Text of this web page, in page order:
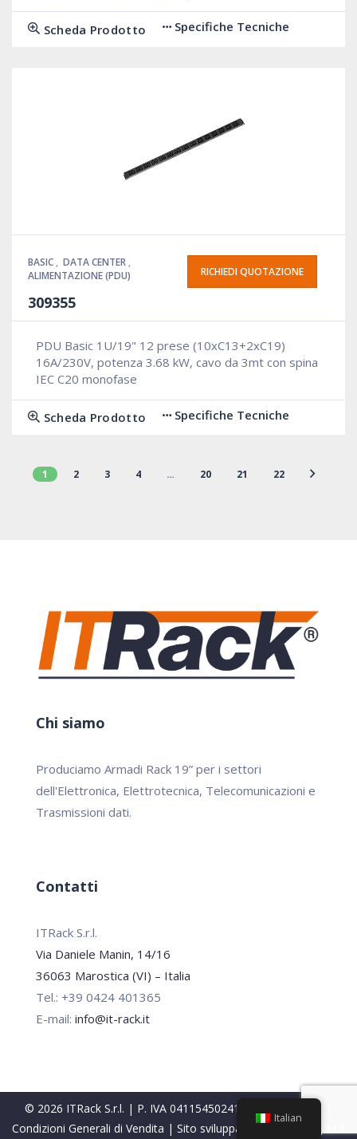
Scheda Prodotto Specifiche Tecniche
BASIC , DATA CENTER ,
ALIMENTAZIONE (PDU)
309355
RICHIEDI QUOTAZIONE
PDU Basic 1U/19" 12 prese (10xC13+2xC19)
16A/230V, potenza 3.68 kW, cavo da 3mt con spina
IEC C20 monofase
Scheda Prodotto Specifiche Tecniche
1 2 3 4 … 20 21 22
Chi siamo
Produciamo Armadi Rack 19” per i settori
dell'Elettronica, Elettrotecnica, Telecomunicazioni e
Trasmissioni dati.
Contatti
ITRack S.r.l.
Via Daniele Manin, 14/16
36063 Marostica (VI) – Italia
Tel.: +39 0424 401365
E-mail: info@it-rack.it
© 2026 ITRack S.r.l. | P. IVA 04115450241 | Privacy Policy
Condizioni Generali di Vendita | Sito sviluppato da
Italian